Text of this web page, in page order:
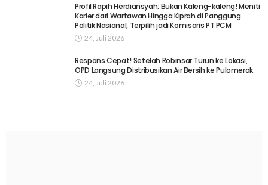
Profil Rapih Herdiansyah: Bukan Kaleng-kaleng! Meniti
Karier dari Wartawan Hingga Kiprah di Panggung
Politik Nasional, Terpilih jadi Komisaris PT PCM
24, Juli 2026
Respons Cepat! Setelah Robinsar Turun ke Lokasi,
OPD Langsung Distribusikan Air Bersih ke Pulomerak
24, Juli 2026